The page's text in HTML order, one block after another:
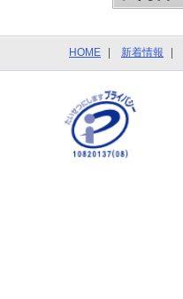
HOME 新着情報